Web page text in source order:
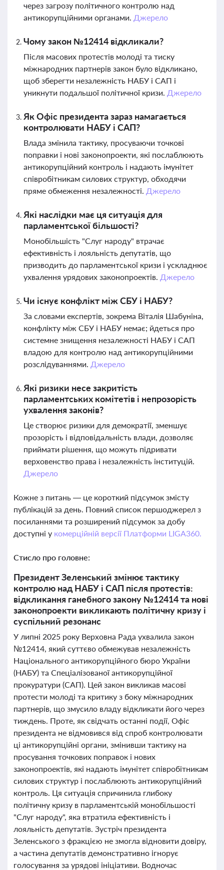
через загрозу політичного контролю над
антикорупційними органами. Джерело
Чому закон №12414 відкликали?
Після масових протестів молоді та тиску
міжнародних партнерів закон було відкликано,
щоб зберегти незалежність НАБУ і САП і
уникнути подальшої політичної кризи. Джерело
Як Офіс президента зараз намагається
контролювати НАБУ і САП?
Влада змінила тактику, просуваючи точкові
поправки і нові законопроекти, які послаблюють
антикорупційний контроль і надають імунітет
співробітникам силових структур, обходячи
пряме обмеження незалежності. Джерело
Які наслідки має ця ситуація для
парламентської більшості?
Монобільшість "Слуг народу" втрачає
ефективність і лояльність депутатів, що
призводить до парламентської кризи і ускладнює
ухвалення урядових законопроектів. Джерело
Чи існує конфлікт між СБУ і НАБУ?
За словами експертів, зокрема Віталія Шабуніна,
конфлікту між СБУ і НАБУ немає; йдеться про
системне знищення незалежності НАБУ і САП
владою для контролю над антикорупційними
розслідуваннями. Джерело
Які ризики несе закритість
парламентських комітетів і непрозорість
ухвалення законів?
Це створює ризики для демократії, зменшує
прозорість і відповідальність влади, дозволяє
приймати рішення, що можуть підривати
верховенство права і незалежність інституцій.
Джерело
Кожне з питань — це короткий підсумок змісту
публікацій за день. Повний список першоджерел з
посиланнями та розширений підсумок за добу
доступні у комерційній версії Платформи LIGA360.
Стисло про головне:
Президент Зеленський змінює тактику
контролю над НАБУ і САП після протестів:
відкликання ганебного закону №12414 та нові
законопроекти викликають політичну кризу і
суспільний резонанс
У липні 2025 року Верховна Рада ухвалила закон
№12414, який суттєво обмежував незалежність
Національного антикорупційного бюро України
(НАБУ) та Спеціалізованої антикорупційної
прокуратури (САП). Цей закон викликав масові
протести молоді та критику з боку міжнародних
партнерів, що змусило владу відкликати його через
тиждень. Проте, як свідчать останні події, Офіс
президента не відмовився від спроб контролювати
ці антикорупційні органи, змінивши тактику на
просування точкових поправок і нових
законопроектів, які надають імунітет співробітникам
силових структур і послаблюють антикорупційний
контроль. Ця ситуація спричинила глибоку
політичну кризу в парламентській монобільшості
"Слуг народу", яка втратила ефективність і
лояльність депутатів. Зустріч президента
Зеленського з фракцією не змогла відновити довіру,
а частина депутатів демонстративно ігнорує
голосування за урядові ініціативи. Водночас